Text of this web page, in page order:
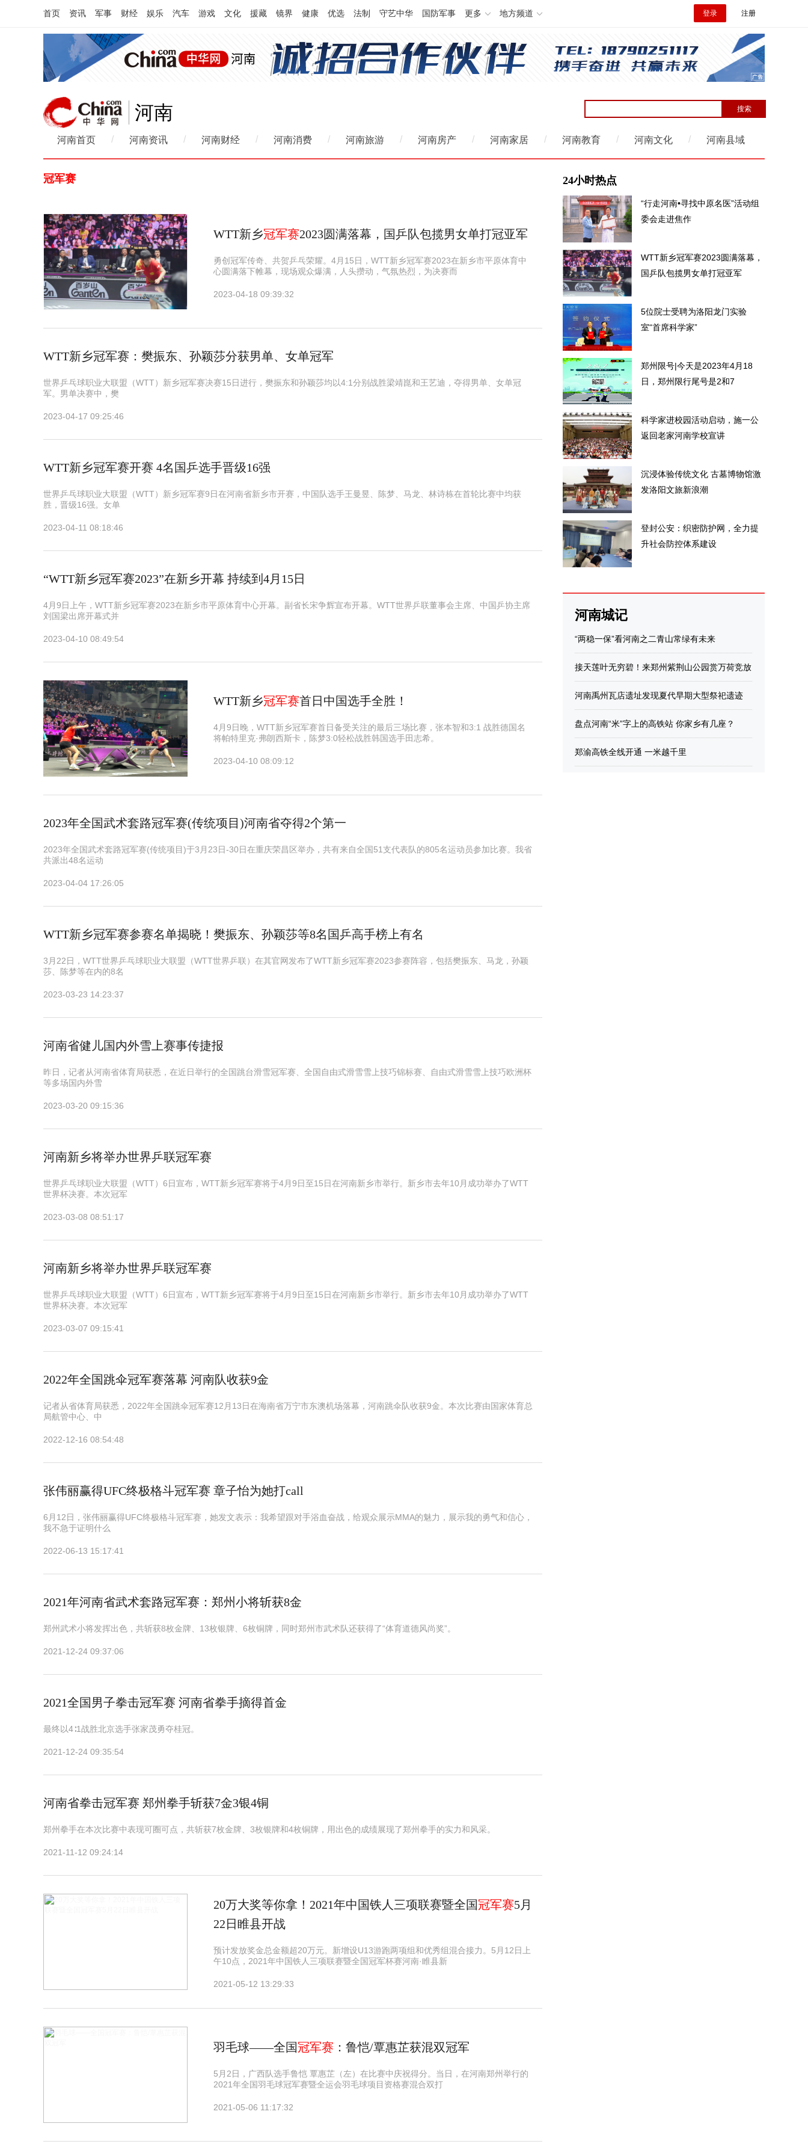
首页 资讯 军事 财经 娱乐 汽车 游戏 文化 援藏 镜界 健康 优选 法制 守艺中华 国防军事 更多 地方频道 登录 注册
河南
河南首页 / 河南资讯 / 河南财经 / 河南消费 / 河南旅游 / 河南房产 / 河南家居 / 河南教育 / 河南文化 / 河南县域
冠军赛
WTT新乡冠军赛2023圆满落幕，国乒队包揽男女单打冠亚军
勇创冠军传奇、共贺乒乓荣耀。4月15日，WTT新乡冠军赛2023在新乡市平原体育中
心圆满落下帷幕，现场观众爆满，人头攒动，气氛热烈，为决赛而
2023-04-18 09:39:32
WTT新乡冠军赛：樊振东、孙颖莎分获男单、女单冠军
世界乒乓球职业大联盟（WTT）新乡冠军赛决赛15日进行，樊振东和孙颖莎均以4:1分别战胜梁靖崑和王艺迪，夺得男单、女单冠
军。男单决赛中，樊
2023-04-17 09:25:46
WTT新乡冠军赛开赛 4名国乒选手晋级16强
世界乒乓球职业大联盟（WTT）新乡冠军赛9日在河南省新乡市开赛，中国队选手王曼昱、陈梦、马龙、林诗栋在首轮比赛中均获
胜，晋级16强。女单
2023-04-11 08:18:46
“WTT新乡冠军赛2023”在新乡开幕 持续到4月15日
4月9日上午，WTT新乡冠军赛2023在新乡市平原体育中心开幕。副省长宋争辉宣布开幕。WTT世界乒联董事会主席、中国乒协主席
刘国梁出席开幕式并
2023-04-10 08:49:54
WTT新乡冠军赛首日中国选手全胜！
4月9日晚，WTT新乡冠军赛首日备受关注的最后三场比赛，张本智和3:1 战胜德国名
将帕特里克·弗朗西斯卡，陈梦3:0轻松战胜韩国选手田志希。
2023-04-10 08:09:12
2023年全国武术套路冠军赛(传统项目)河南省夺得2个第一
2023年全国武术套路冠军赛(传统项目)于3月23日-30日在重庆荣昌区举办，共有来自全国51支代表队的805名运动员参加比赛。我省
共派出48名运动
2023-04-04 17:26:05
WTT新乡冠军赛参赛名单揭晓！樊振东、孙颖莎等8名国乒高手榜上有名
3月22日，WTT世界乒乓球职业大联盟（WTT世界乒联）在其官网发布了WTT新乡冠军赛2023参赛阵容，包括樊振东、马龙，孙颖
莎、陈梦等在内的8名
2023-03-23 14:23:37
河南省健儿国内外雪上赛事传捷报
昨日，记者从河南省体育局获悉，在近日举行的全国跳台滑雪冠军赛、全国自由式滑雪雪上技巧锦标赛、自由式滑雪雪上技巧欧洲杯
等多场国内外雪
2023-03-20 09:15:36
河南新乡将举办世界乒联冠军赛
世界乒乓球职业大联盟（WTT）6日宣布，WTT新乡冠军赛将于4月9日至15日在河南新乡市举行。新乡市去年10月成功举办了WTT
世界杯决赛。本次冠军
2023-03-08 08:51:17
河南新乡将举办世界乒联冠军赛
世界乒乓球职业大联盟（WTT）6日宣布，WTT新乡冠军赛将于4月9日至15日在河南新乡市举行。新乡市去年10月成功举办了WTT
世界杯决赛。本次冠军
2023-03-07 09:15:41
2022年全国跳伞冠军赛落幕 河南队收获9金
记者从省体育局获悉，2022年全国跳伞冠军赛12月13日在海南省万宁市东澳机场落幕，河南跳伞队收获9金。本次比赛由国家体育总
局航管中心、中
2022-12-16 08:54:48
张伟丽赢得UFC终极格斗冠军赛 章子怡为她打call
6月12日，张伟丽赢得UFC终极格斗冠军赛，她发文表示：我希望跟对手浴血奋战，给观众展示MMA的魅力，展示我的勇气和信心，
我不急于证明什么
2022-06-13 15:17:41
2021年河南省武术套路冠军赛：郑州小将斩获8金
郑州武术小将发挥出色，共斩获8枚金牌、13枚银牌、6枚铜牌，同时郑州市武术队还获得了“体育道德风尚奖”。
2021-12-24 09:37:06
2021全国男子拳击冠军赛 河南省拳手摘得首金
最终以4∶1战胜北京选手张家茂勇夺桂冠。
2021-12-24 09:35:54
河南省拳击冠军赛 郑州拳手斩获7金3银4铜
郑州拳手在本次比赛中表现可圈可点，共斩获7枚金牌、3枚银牌和4枚铜牌，用出色的成绩展现了郑州拳手的实力和风采。
2021-11-12 09:24:14
20万大奖等你拿！2021年中国铁人三项联赛暨全国冠军赛5月
22日睢县开战
预计发放奖金总金额超20万元。新增设U13游跑两项组和优秀组混合接力。5月12日上
午10点，2021年中国铁人三项联赛暨全国冠军杯赛河南·睢县新
2021-05-12 13:29:33
羽毛球——全国冠军赛 ：鲁恺/覃惠芷获混双冠军
5月2日，广西队选手鲁恺 覃惠芷（左）在比赛中庆祝得分。当日，在河南郑州举行的
2021年全国羽毛球冠军赛暨全运会羽毛球项目资格赛混合双打
2021-05-06 11:17:32
24小时热点
“行走河南•寻找中原名医”活动组
委会走进焦作
WTT新乡冠军赛2023圆满落幕，
国乒队包揽男女单打冠亚军
5位院士受聘为洛阳龙门实验
室“首席科学家”
郑州限号|今天是2023年4月18
日，郑州限行尾号是2和7
科学家进校园活动启动，施一公
返回老家河南学校宣讲
沉浸体验传统文化 古墓博物馆激
发洛阳文旅新浪潮
登封公安：织密防护网，全力提
升社会防控体系建设
河南城记
“两稳一保”看河南之二青山常绿有未来
接天莲叶无穷碧！来郑州紫荆山公园赏万荷竞放
河南禹州瓦店遗址发现夏代早期大型祭祀遗迹
盘点河南“米”字上的高铁站 你家乡有几座？
郑渝高铁全线开通 一米越千里